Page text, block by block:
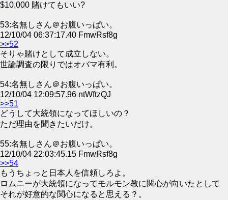
$10,000 賭けてもいい?
53:名無しさん＠お腹いっぱい。
12/10/04 06:37:17.40 FmwRsf8g
>>52
そりゃ賭けとして成立しない。
世論調査の限りではオバマ有利。
54:名無しさん＠お腹いっぱい。
12/10/04 12:09:57.96 ntWftzQJ
>>51
どうして大統領になってほしいの？
ただ理由を聞きたいだけ。
55:名無しさん＠お腹いっぱい。
12/10/04 22:03:45.15 FmwRsf8g
>>54
もうちょっと日本人を信頼しろよ。
ロムニーが大統領になってモルモン教に関心が向いたとして
それが好意的な関心になると思える？。